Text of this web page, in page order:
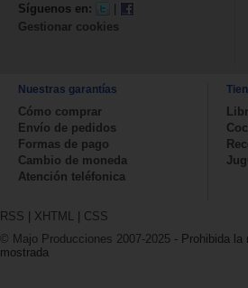
Síguenos en:
|
Gestionar cookies
Nuestras garantías
Cómo comprar
Envío de pedidos
Formas de pago
Cambio de moneda
Atención teléfonica
RSS | XHTML | CSS
© Majo Producciones 2007-2025 - Prohibida la
mostrada